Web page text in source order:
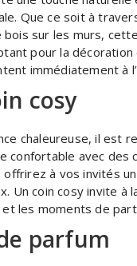
Que ce soit à
sur les murs,
pour la
immédiatement à
cosy
chaleureuse, il est
confortable avec
à vos invités
Un coin cosy invite
les moments de
parfum